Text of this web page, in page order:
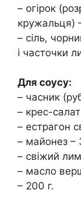
– огірок
кружальця)
– сіль,
і часточки
Для соусу:
– часник
– крес-
– естрагон
– майонез –
– свіжий
– масло
– 200 г.